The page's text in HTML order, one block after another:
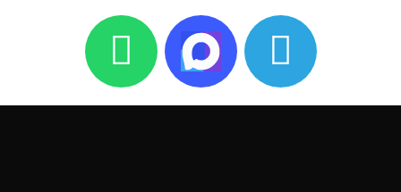
W
h
a
T
e
l